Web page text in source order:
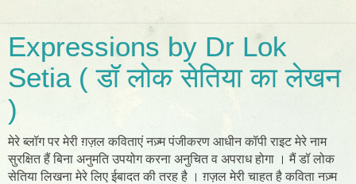
Expressions by Dr Lok
Setia ( डॉ लोक सेतिया का लेखन
)
मेरे ब्लॉग पर मेरी ग़ज़ल कविताएं नज़्म पंजीकरण आधीन कॉपी राइट मेरे नाम
सुरक्षित हैं बिना अनुमति उपयोग करना अनुचित व अपराध होगा । मैं डॉ लोक
सेतिया लिखना मेरे लिए ईबादत की तरह है । ग़ज़ल मेरी चाहत है कविता नज़्म